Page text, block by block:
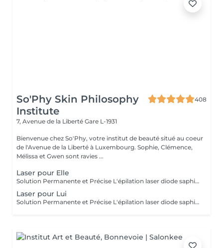
So'Phy Skin Philosophy
Institute
408
7, Avenue de la Liberté Gare L-1931
Bienvenue chez So'Phy, votre institut de beauté situé au coeur
de l'Avenue de la Liberté à Luxembourg. Sophie, Clémence,
Mélissa et Gwen sont ravies ...
Laser pour Elle
Solution Permanente et Précise L'épilation laser diode saphir est une méthode efficace et durable pour éliminer les poils de manière permanente. Ce traitement utilise un faisceau de lumière ciblant la mélanine dans les follicules pileux, offrant des résultats durables et une réduction significative de la repousse. Le laser diode saphir est connu pour sa précision, sa rapidité et son confort, grâce à un système de refroidissement de la peau. Il est idéal pour des zones comme le visage, les jambes, les aisselles ou le bikini, pour une peau lisse, soyeuse et sans poils. Avant de prendre rendez-vous merci de consulter notre politique de rendez-vous sur la page d'accueil.
Laser pour Lui
Solution Permanente et Précise L'épilation laser diode saphir est une méthode efficace et durable pour éliminer les poils de manière permanente. Ce traitement utilise un faisceau de lumière ciblant la mélanine dans les follicules pileux, offrant des résultats durables et une réduction significative de la repousse. Le laser diode saphir est connu pour sa précision, sa rapidité et son confort, grâce à un système de refroidissement de la peau. Il est idéal pour des zones comme le visage, les jambes, les aisselles ou le bikini, pour une peau lisse, soyeuse et sans poils. Avant de prendre rendez-vous merci de consulter notre politique de rendez-vous sur la page d'accueil.